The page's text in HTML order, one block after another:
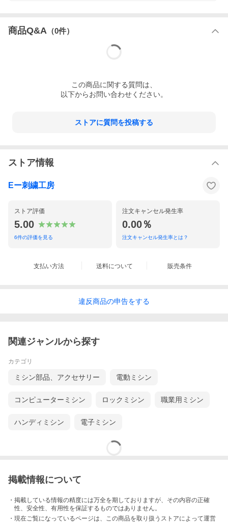
商品Q&A （0件）
この商品に関する質問は、
以下からお問い合わせください。
ストアに質問を投稿する
ストア情報
Eー刺繍工房
ストア評価
5.00
6件の評価を見る
注文キャンセル発生率
0.00％
注文キャンセル発生率とは？
支払い方法 送料について 販売条件
違反商品の申告をする
関連ジャンルから探す
カテゴリ
ミシン部品、アクセサリー 電動ミシン
コンピューターミシン ロックミシン 職業用ミシン
ハンディミシン 電子ミシン
掲載情報について
・掲載している情報の精度には万全を期しておりますが、その内容の正確
性、安全性、有用性を保証するものではありません。
・現在ご覧になっているページは、この商品を取り扱うストアによって運営